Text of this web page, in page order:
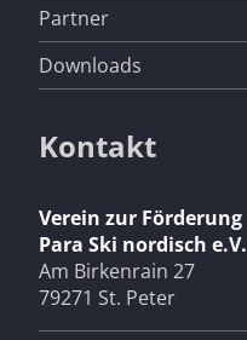
Partner
Downloads
Kontakt
Verein zur Förderung
Para Ski nordisch e.V.
Am Birkenrain 27
79271 St. Peter